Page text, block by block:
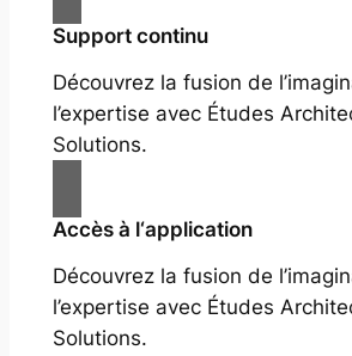
Support continu
Découvrez la fusion de
l’expertise avec Études
Solutions.
Accès à l‘application
Découvrez la fusion de
l’expertise avec Études
Solutions.